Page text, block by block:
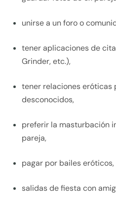
unirse a un foro o
tener aplicaciones de
Grinder, etc.),
tener relaciones eróticas
desconocidos,
preferir la masturbación
pareja,
pagar por bailes eróticos,
salidas de fiesta con